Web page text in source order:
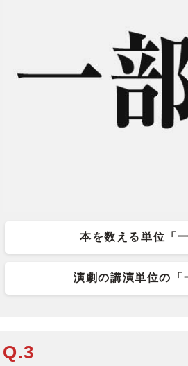
本を数える単位「
演劇の講演単位の「
Q.3